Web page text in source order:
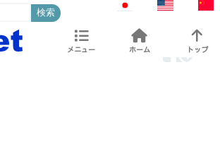
検索
メニュー ホーム トップ